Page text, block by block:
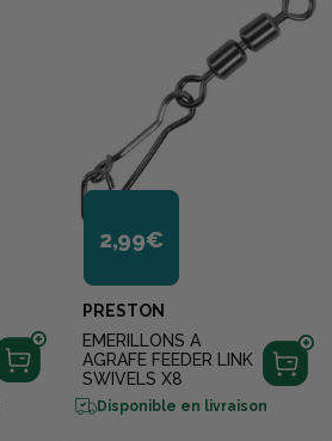
2,99€
PRESTON
EMERILLONS A
AGRAFE FEEDER LINK
SWIVELS X8
Disponible en livraison